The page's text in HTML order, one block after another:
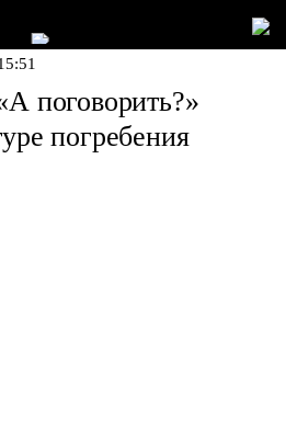
поговорить?»
погребения